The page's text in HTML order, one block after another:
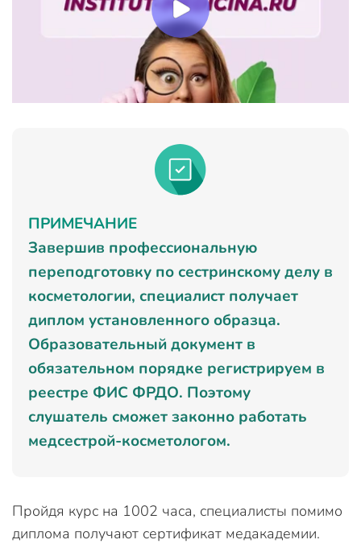
ПРИМЕЧАНИЕ
Завершив профессиональную
переподготовку по сестринскому делу в
косметологии, специалист получает
диплом установленного образца.
Образовательный документ в
обязательном порядке регистрируем в
реестре ФИС ФРДО. Поэтому
слушатель сможет законно работать
медсестрой-косметологом.
Пройдя курс на 1002 часа, специалисты помимо
диплома получают сертификат медакадемии.